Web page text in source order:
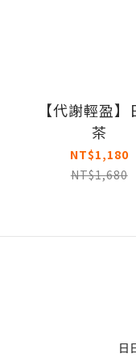
【代謝輕盈】
茶
NT$1,180
NT$1,680
日